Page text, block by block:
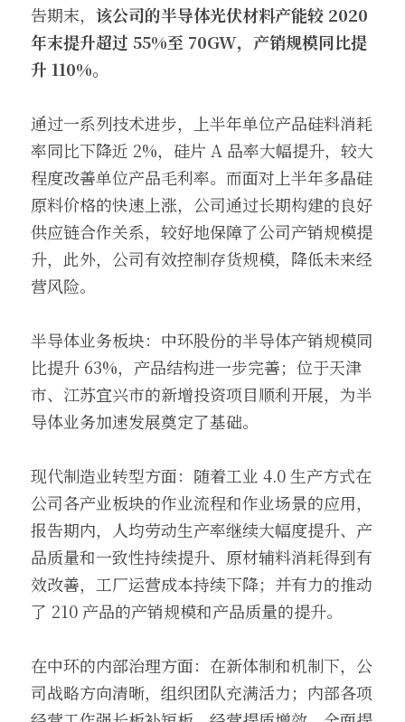
告期末， 该公司的半导体光伏材料产能较 2020
年末提升超过 55%至 70GW，产销规模同比提
升 110%。
通过一系列技术进步，上半年单位产品硅料消耗
率同比下降近 2%，硅片 A 品率大幅提升，较大
程度改善单位产品毛利率。而面对上半年多晶硅
原料价格的快速上涨，公司通过长期构建的良好
供应链合作关系，较好地保障了公司产销规模提
升，此外，公司有效控制存货规模，降低未来经
营风险。
半导体业务板块：中环股份的半导体产销规模同
比提升 63%，产品结构进一步完善；位于天津
市、江苏宜兴市的新增投资项目顺利开展，为半
导体业务加速发展奠定了基础。
现代制造业转型方面：随着工业 4.0 生产方式在
公司各产业板块的作业流程和作业场景的应用，
报告期内，人均劳动生产率继续大幅度提升、产
品质量和一致性持续提升、原材辅料消耗得到有
效改善，工厂运营成本持续下降；并有力的推动
了 210 产品的产销规模和产品质量的提升。
在中环的内部治理方面：在新体制和机制下，公
司战略方向清晰，组织团队充满活力；内部各项